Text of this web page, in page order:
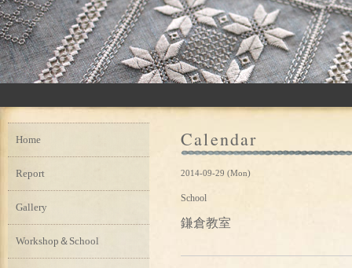
Calendar
2014-09-29 (Mon)
School
鎌倉教室
Home
Report
Gallery
Workshop＆School